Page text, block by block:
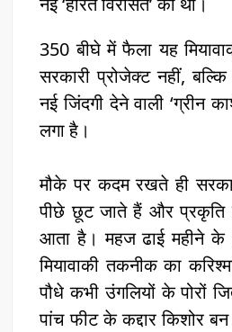
350 बीघे में फैला यह
सरकारी प्रोजेक्ट नहीं,
नई जिंदगी देने वाली ‘ग्रीन
लगा है।
मौके पर कदम रखते ही
पीछे छूट जाते हैं और प्रकृति
आता है। महज ढाई महीने के
मियावाकी तकनीक का
पौधे कभी उंगलियों के पोरों
पांच फीट के कद्दार किशोर